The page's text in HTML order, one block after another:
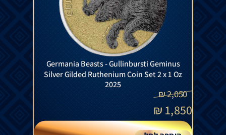
Germania Beasts - Gullinbursti Geminus
Silver Gilded Ruthenium Coin Set 2 x 1 Oz
2025
2,050
₪
1,850
₪